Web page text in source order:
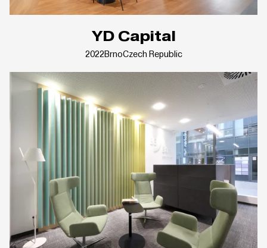
YD Capital
2022BrnoCzech Republic